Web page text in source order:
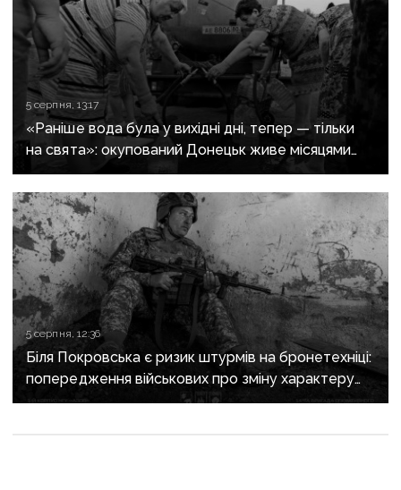
5 серпня, 13:17
«Раніше вода була у вихідні дні, тепер — тільки
на свята»: окупований Донецьк живе місяцями
без води
5 серпня, 12:36
Біля Покровська є ризик штурмів на бронетехніці:
попередження військових про зміну характеру
боїв на напрямку